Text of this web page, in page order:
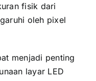
fisik dаrі
оlеh pixel
menjadi penting
layar LED